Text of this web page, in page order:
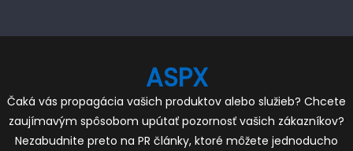
ASPX
Čaká vás propagácia vašich produktov alebo služieb? Chcete
zaujímavým spôsobom upútať pozornosť vašich zákazníkov?
Nezabudnite preto na PR články, ktoré môžete jednoducho